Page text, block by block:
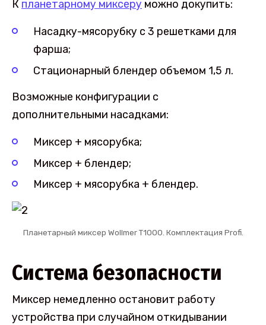
К планетарному миксеру можно докупить:
Насадку-мясорубку с 3 решетками для
фарша;
Стационарный блендер объемом 1,5 л.
Возможные конфигурации с
дополнительными насадками:
Миксер + мясорубка;
Миксер + блендер;
Миксер + мясорубка + блендер.
Планетарный миксер Wollmer T1000. Комплектация Profi.
Система безопасности
Миксер немедленно остановит работу
устройства при случайном откидывании